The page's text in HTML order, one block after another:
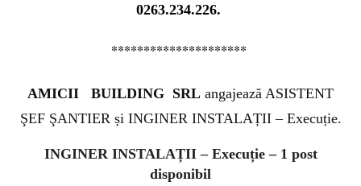
0263.234.226.
*********************
AMICII BUILDING SRL angajează ASISTENT
ŞEF ŞANTIER și INGINER INSTALAȚII – Execuție.
INGINER INSTALAȚII – Execuție – 1 post
disponibil